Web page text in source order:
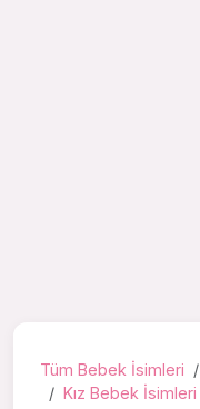
Tüm Bebek İsimleri
Kız Bebek İsimleri